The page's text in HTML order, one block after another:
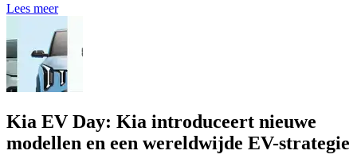
Lees meer
Kia EV Day: Kia introduceert nieuwe
modellen en een wereldwijde EV-strategie